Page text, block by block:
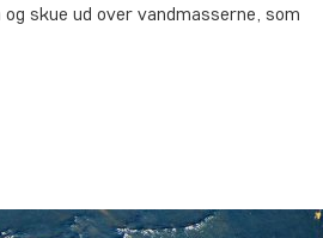
skue ud over vandmasserne, som